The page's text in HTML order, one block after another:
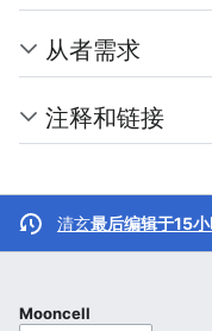
从者需求
注释和链接
清玄最后编辑于15
Mooncell